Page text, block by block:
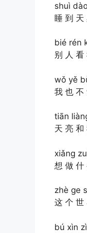
shuì
睡 到 天
bié rén
别 人 看
wǒ yě
我 也 不
tiān
天 亮 和
xiǎng
想 做 什
zhè ge
这 个 世
bú xìn